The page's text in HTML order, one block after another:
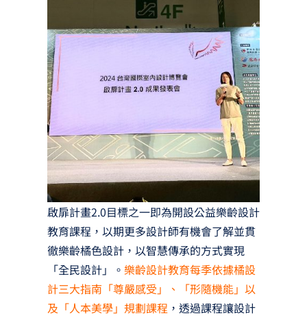
啟扉計畫2.0目標之一即為開設公益樂齡設計
教育課程，以期更多設計師有機會了解並貫
徹樂齡橘色設計，以智慧傳承的方式實現
「全民設計」。 樂齡設計教育每季依據橘設
計三大指南「尊嚴感受」、「形隨機能」以
及「人本美學」規劃課程 ，透過課程讓設計